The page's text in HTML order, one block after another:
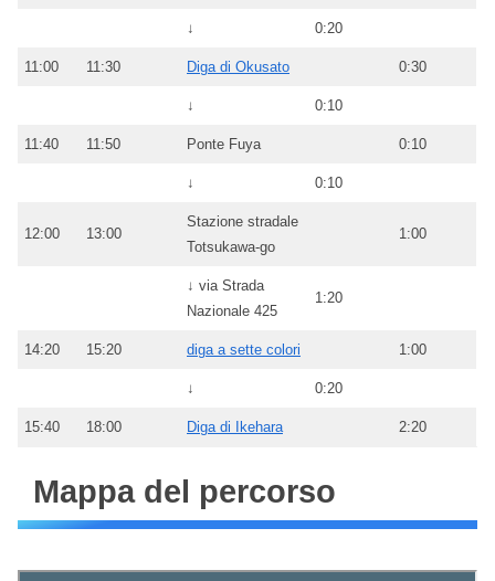
↓ 0:20
11:00 11:30 Diga di Okusato 0:30
↓ 0:10
11:40 11:50 Ponte Fuya 0:10
↓ 0:10
12:00 13:00
Stazione stradale
Totsukawa-go
1:00
↓ via Strada
Nazionale 425
1:20
14:20 15:20 diga a sette colori 1:00
↓ 0:20
15:40 18:00 Diga di Ikehara 2:20
Mappa del percorso